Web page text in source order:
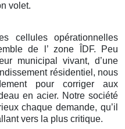
volet.
cellules opérationnelles
de l’ zone ÎDF. Peu
municipal vivant, d’une
résidentiel, nous
pour corriger aux
en acier. Notre société
chaque demande, qu’il
vers la plus critique.